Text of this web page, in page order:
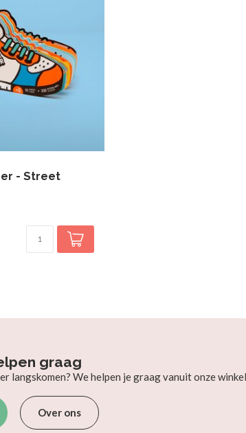
- Street
graag
langskomen? We helpen je graag vanuit onze
Over ons